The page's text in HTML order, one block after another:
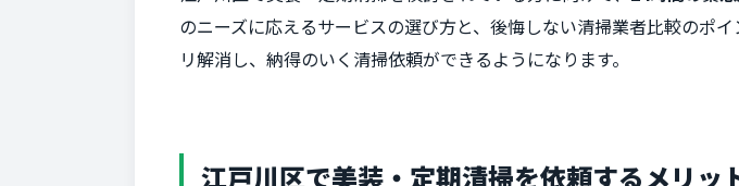
のニーズに応えるサービスの選び方と、後悔しない清掃業者比較のポ
リ解消し、納得のいく清掃依頼ができるようになります。
江戸川区で美装・定期清掃を依頼するメリッ